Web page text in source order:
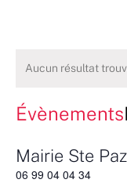
Aucun résultat
Évènements
Mairie Ste
06 99 04 04 34